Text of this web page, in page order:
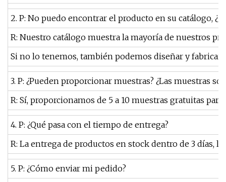
2. P: No puedo encontrar el producto en su catálogo,
R: Nuestro catálogo muestra la mayoría de nuestros
Si no lo tenemos, también podemos diseñar y
3. P: ¿Pueden proporcionar muestras? ¿Las muestras
R: Sí, proporcionamos de 5 a 10 muestras gratuitas
4. P: ¿Qué pasa con el tiempo de entrega?
R: La entrega de productos en stock dentro de 3 días,
5. P: ¿Cómo enviar mi pedido?